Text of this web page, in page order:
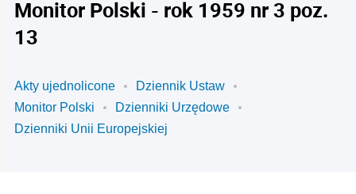
Monitor Polski - rok 1959 nr 3 poz.
13
Akty ujednolicone
Dziennik Ustaw
Monitor Polski
Dzienniki Urzędowe
Dzienniki Unii Europejskiej